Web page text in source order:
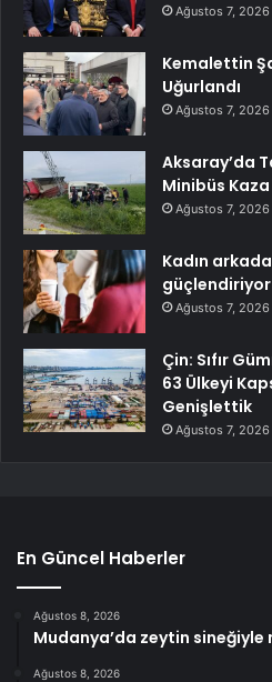
Ağustos 7, 2026
Kemalettin
Uğurlandı
Ağustos 7, 2026
Aksaray’da
Minibüs Kaza
Ağustos 7, 2026
Kadın
güçlendiriyor
Ağustos 7, 2026
Çin: Sıfır
63 Ülkeyi
Genişlettik
Ağustos 7, 2026
En Güncel Haberler
Ağustos 8, 2026
Mudanya’da zeytin sineğiyle
Ağustos 8, 2026